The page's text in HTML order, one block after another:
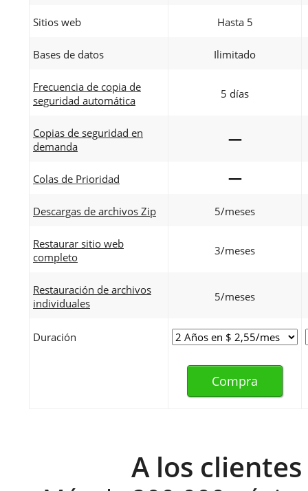
Sitios web Hasta 5
Bases de datos Ilimitado
Frecuencia de copia de
seguridad automática
5 días
Copias de seguridad en
demanda
—
Colas de Prioridad —
Descargas de archivos Zip 5/meses
Restaurar sitio web
completo
3/meses
Restauración de archivos
individuales
5/meses
Duración
Compra
A los